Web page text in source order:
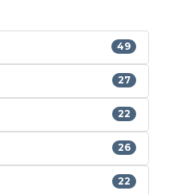
49
27
22
26
22